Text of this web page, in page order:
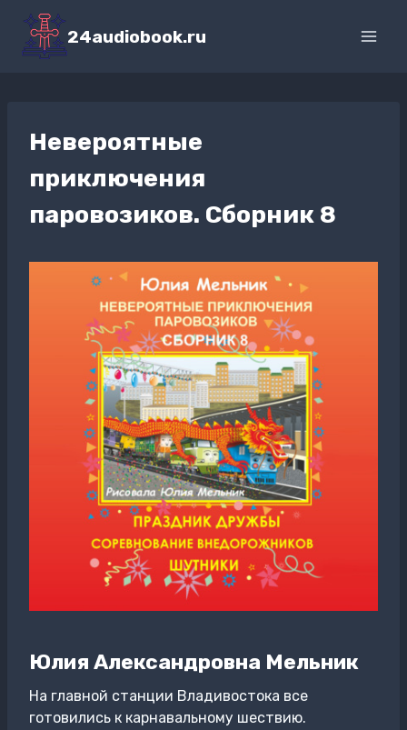
Перейти
содержимому
24audiobook.ru
Невероятные
приключения
паровозиков. Сборник 8
Юлия Александровна Мельник
На главной станции Владивостока все
готовились к карнавальному шествию.